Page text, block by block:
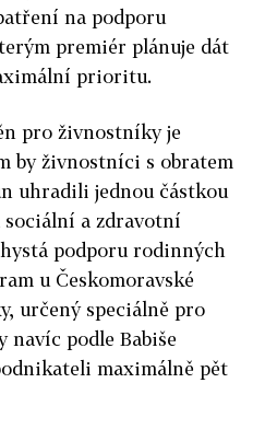
na podporu
premiér plánuje dát
prioritu.
pro živnostníky je
by živnostníci s obratem
uhradili jednou částkou
sociální a zdravotní
podporu rodinných
u Českomoravské
určený speciálně pro
navíc podle Babiše
maximálně pět